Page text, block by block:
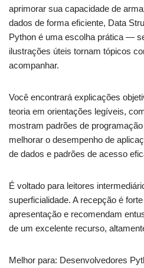
aprimorar sua capacidade de
dados de forma eficiente, Data
Python é uma escolha prática —
ilustrações úteis tornam tópicos
acompanhar.
Você encontrará explicações
teoria em orientações legíveis,
mostram padrões de
melhorar o desempenho de
de dados e padrões de acesso
É voltado para leitores
superficialidade. A recepção é
apresentação e recomendam
de um excelente recurso,
Melhor para: Desenvolvedores